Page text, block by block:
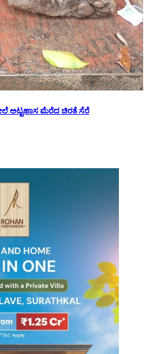
ಅಟ್ಟಹಾಸ ಮೆರೆದ ಚಿರತೆ ಸೆರೆ